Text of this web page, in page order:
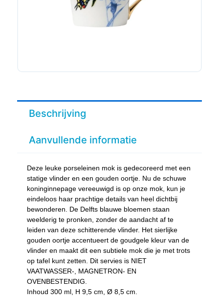
Beschrijving
Aanvullende informatie
Deze leuke porseleinen mok is gedecoreerd met een
statige vlinder en een gouden oortje. Nu de schuwe
koninginnepage vereeuwigd is op onze mok, kun je
eindeloos haar prachtige details van heel dichtbij
bewonderen. De Delfts blauwe bloemen staan
weelderig te pronken, zonder de aandacht af te
leiden van deze schitterende vlinder. Het sierlijke
gouden oortje accentueert de goudgele kleur van de
vlinder en maakt dit een subtiele mok die je met trots
op tafel kunt zetten. Dit servies is NIET
VAATWASSER-, MAGNETRON- EN
OVENBESTENDIG.
Inhoud 300 ml, H 9,5 cm, Ø 8,5 cm.